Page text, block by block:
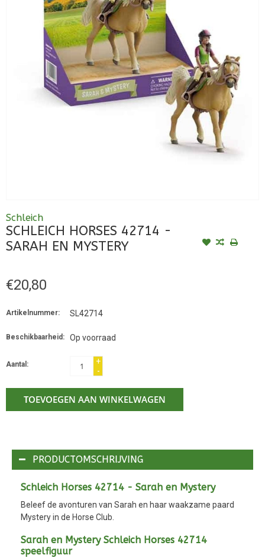
Schleich
SCHLEICH HORSES 42714 -
SARAH EN MYSTERY
€20,80
Artikelnummer: SL42714
Beschikbaarheid: Op voorraad
Aantal:
+
-
TOEVOEGEN AAN WINKELWAGEN
PRODUCTOMSCHRIJVING
Schleich Horses 42714 - Sarah en Mystery
Beleef de avonturen van Sarah en haar waakzame paard
Mystery in de Horse Club.
Sarah en Mystery Schleich Horses 42714
speelfiguur